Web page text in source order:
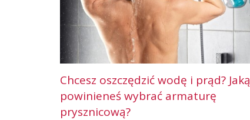
Chcesz oszczędzić wodę i prąd? Jaką
powinieneś wybrać armaturę
prysznicową?